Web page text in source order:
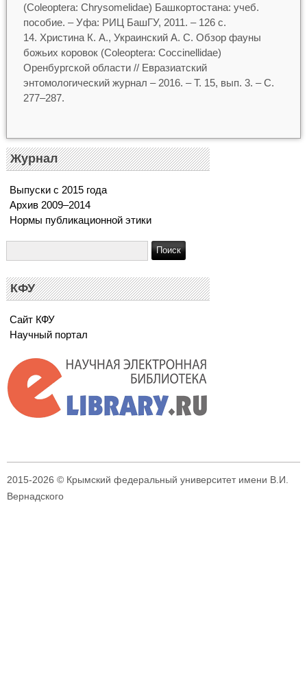
(Coleoptera: Chrysomelidae) Башкортостана: учеб.
пособие. – Уфа: РИЦ БашГУ, 2011. – 126 с.
Христина К. А., Украинский А. С. Обзор фауны
божьих коровок (Coleoptera: Coccinellidae)
Оренбургской области // Евразиатский
энтомологический журнал – 2016. – Т. 15, вып. 3. – С.
277–287.
Журнал
Выпуски с 2015 года
Архив 2009–2014
Нормы публикационной этики
КФУ
Сайт КФУ
Научный портал
2015-2026 © Крымский федеральный университет имени В.И.
Вернадского